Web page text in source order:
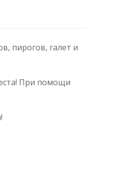
пирогов, галет и
При помощи